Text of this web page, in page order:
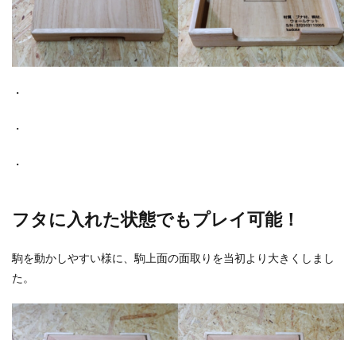
・
・
・
フタに入れた状態でもプレイ可能！
駒を動かしやすい様に、駒上面の面取りを当初より大きくしまし
た。